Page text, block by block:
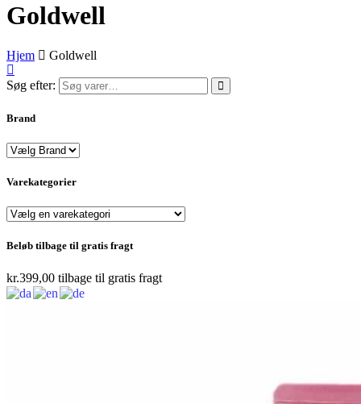
Goldwell
Hjem Goldwell
Søg efter:
Brand
Varekategorier
Beløb tilbage til gratis fragt
kr.399,00 tilbage til gratis fragt